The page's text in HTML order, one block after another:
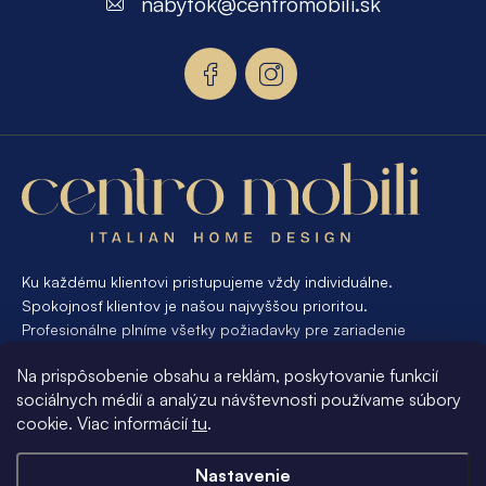
Na prispôsobenie obsahu a reklám, poskytovanie funkcií
sociálnych médií a analýzu návštevnosti používame súbory
cookie. Viac informácií tu.
Nastavenie
e
Ku každému klientovi pristupujeme vždy individuálne.
Spokojnosť klientov je našou najvyššou prioritou.
Profesionálne plníme všetky požiadavky pre zariadenie
nábytku na mieru, presne pre váš interiér, je pre nás
samozrejmosťou Vám vyhovieť.